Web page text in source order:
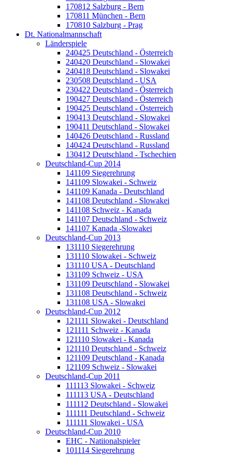
170812 Salzburg - Bern
170811 München - Bern
170810 Salzburg - Prag
Dt. Nationalmannschaft
Länderspiele
240425 Deutschland - Österreich
240420 Deutschland - Slowakei
240418 Deutschland - Slowakei
230508 Deutschland - USA
230422 Deutschland - Österreich
190427 Deutschland - Österreich
190425 Deutschland - Österreich
190413 Deutschland - Slowakei
190411 Deutschland - Slowakei
140426 Deutschland - Russland
140424 Deutschland - Russland
130412 Deutschland - Tschechien
Deutschland-Cup 2014
141109 Siegerehrung
141109 Slowakei - Schweiz
141109 Kanada - Deutschland
141108 Deutschland - Slowakei
141108 Schweiz - Kanada
141107 Deutschland - Schweiz
141107 Kanada -Slowakei
Deutschland-Cup 2013
131110 Siegerehrung
131110 Slowakei - Schweiz
131110 USA - Deutschland
131109 Schweiz - USA
131109 Deutschland - Slowakei
131108 Deutschland - Schweiz
131108 USA - Slowakei
Deutschland-Cup 2012
121111 Slowakei - Deutschland
121111 Schweiz - Kanada
121110 Slowakei - Kanada
121110 Deutschland - Schweiz
121109 Deutschland - Kanada
121109 Schweiz - Slowakei
Deutschland-Cup 2011
111113 Slowakei - Schweiz
111113 USA - Deutschland
111112 Deutschland - Slowakei
111111 Deutschland - Schweiz
111111 Slowakei - USA
Deutschland-Cup 2010
EHC - Natiionalspieler
101114 Siegerehrung